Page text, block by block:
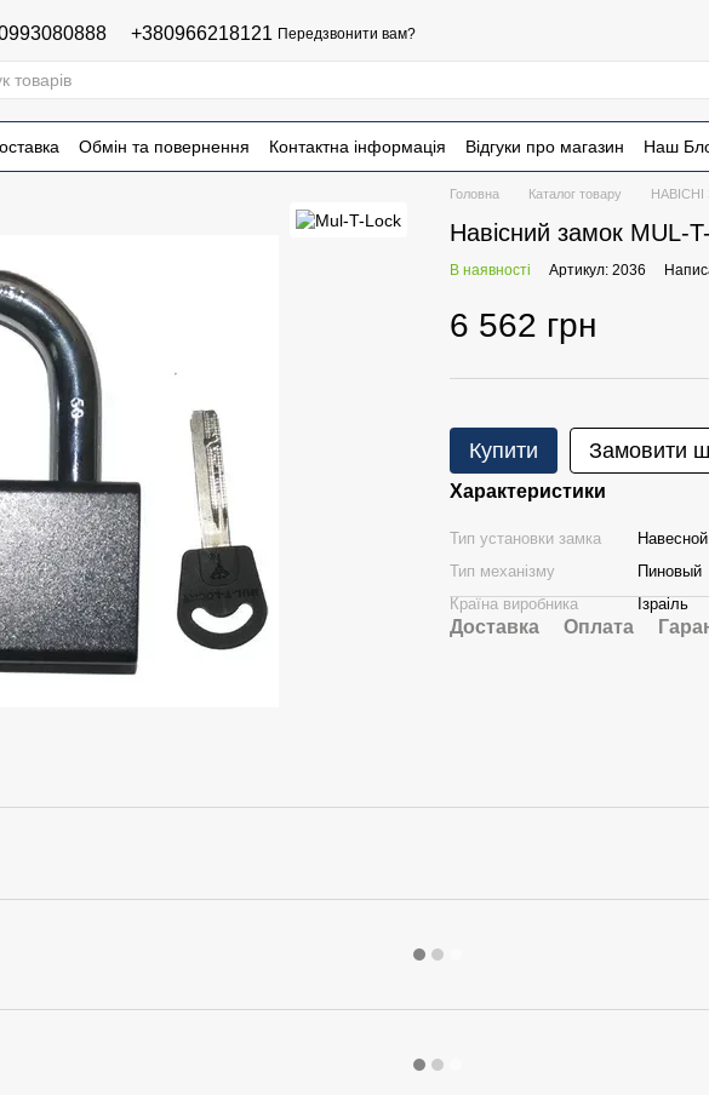
+380966218121 Передзвонити вам?
Обмін та повернення Контактна інформація Відгуки про магазин
Наш
Головна Каталог товару
Навісний замок
В наявності Артикул: 2036
6 562 грн
Купити Замовити
Характеристики
Тип установки замка
Навесной
Тип механізму
Пиновый
Країна виробника
Ізраіль
Доставка Оплата